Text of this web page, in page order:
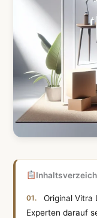
Original Vitra
Experten darauf